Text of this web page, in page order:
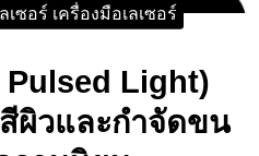
เซอร์ เครื่องมือเลเซอร์
Pulsed Light)
ผิวและกำจัดขน